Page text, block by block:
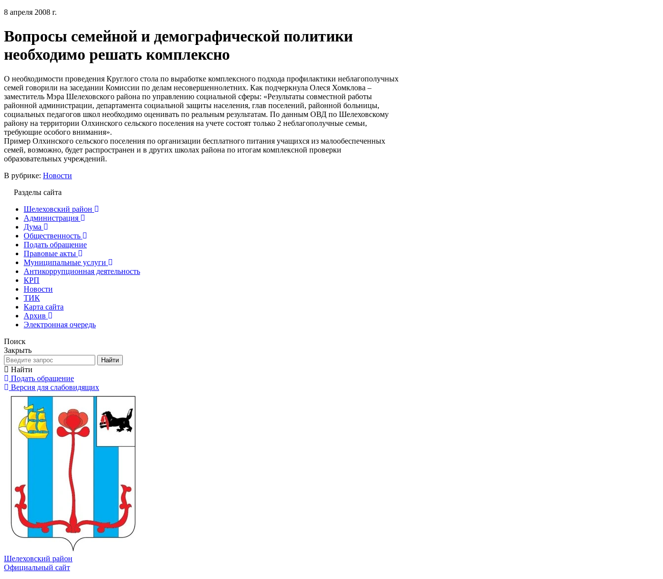
8 апреля 2008 г.
Вопросы семейной и демографической политики
необходимо решать комплексно
О необходимости проведения Круглого стола по выработке комплексного подхода профилактики неблагополучных
семей говорили на заседании Комиссии по делам несовершеннолетних. Как подчеркнула Олеся Хомклова –
заместитель Мэра Шелеховского района по управлению социальной сферы: «Результаты совместной работы
районной администрации, департамента социальной защиты населения, глав поселений, районной больницы,
социальных педагогов школ необходимо оценивать по реальным результатам. По данным ОВД по Шелеховскому
району на территории Олхинского сельского поселения на учете состоят только 2 неблагополучные семьи,
требующие особого внимания».
Пример Олхинского сельского поселения по организации бесплатного питания учащихся из малообеспеченных
семей, возможно, будет распространен и в других школах района по итогам комплексной проверки
образовательных учреждений.
В рубрике: Новости
Разделы сайта
Шелеховский район
Администрация
Дума
Общественность
Подать обращение
Правовые акты
Муниципальные услуги
Антикоррупционная деятельность
КРП
Новости
ТИК
Карта сайта
Архив
Электронная очередь
Поиск
Закрыть
Найти
Найти
Подать обращение
Версия для слабовидящих
Шелеховский район
Официальный сайт